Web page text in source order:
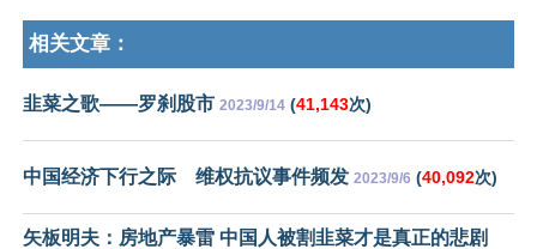
相关文章：
韭菜之歌——罗刹股市 2023/9/14 (41,143次)
中国经济下行之际 维权抗议事件频发 2023/9/6 (40,092次)
矢板明夫：房地产暴雷 中国人被割韭菜才是真正的悲剧